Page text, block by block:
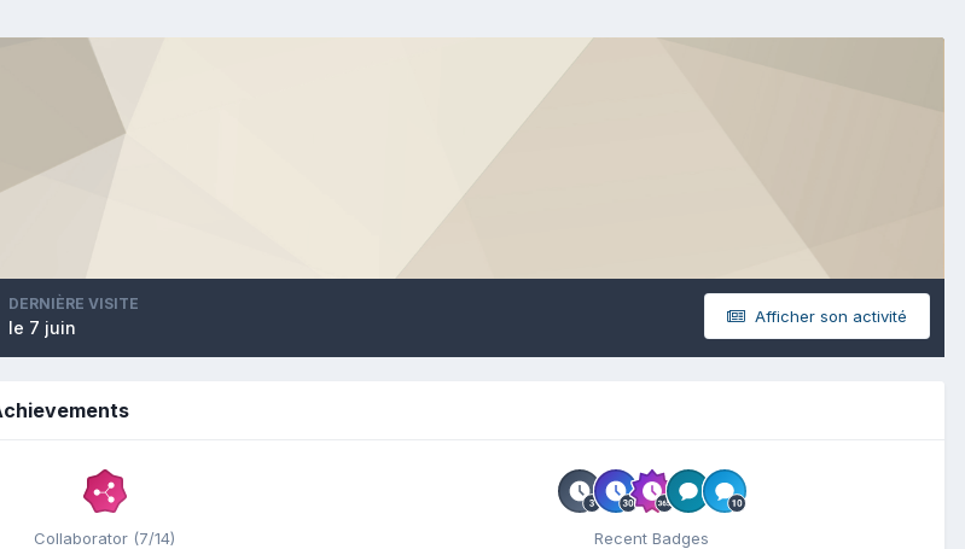
Afficher son activité
DERNIÈRE VISITE
le 7 juin
Collaborator (7/14) Recent Badges